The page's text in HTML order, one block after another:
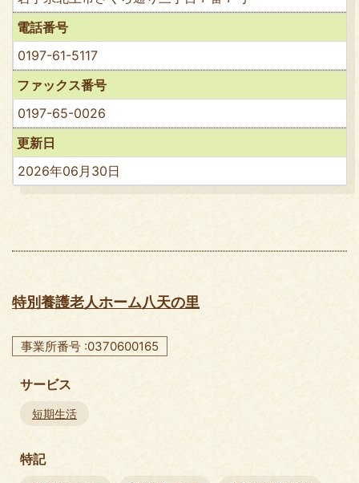
電話番号
0197-61-5117
ファックス番号
0197-65-0026
更新日
2026年06月30日
特別養護老人ホーム八天の里
事業所番号 :0370600165
サービス
短期生活
特記